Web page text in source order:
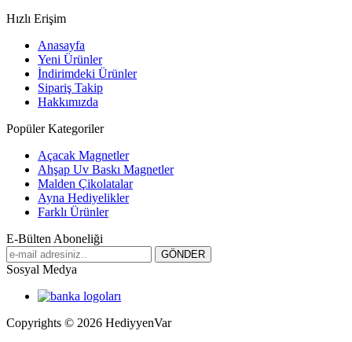
Hızlı Erişim
Anasayfa
Yeni Ürünler
İndirimdeki Ürünler
Sipariş Takip
Hakkımızda
Popüler Kategoriler
Açacak Magnetler
Ahşap Uv Baskı Magnetler
Malden Çikolatalar
Ayna Hediyelikler
Farklı Ürünler
E-Bülten Aboneliği
Sosyal Medya
Copyrights © 2026 HediyyenVar